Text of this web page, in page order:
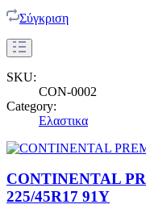
Σύγκριση
SKU:
CON-0002
Category:
Ελαστικα
CONTINENTAL
225/45R17 91Y